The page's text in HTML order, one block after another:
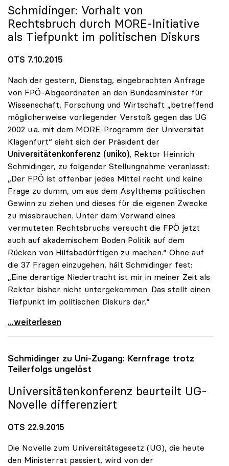
Schmidinger: Vorhalt von
Rechtsbruch durch MORE-Initiative
als Tiefpunkt im politischen Diskurs
OTS 7.10.2015
Nach der gestern, Dienstag, eingebrachten Anfrage
von FPÖ-Abgeordneten an den Bundesminister für
Wissenschaft, Forschung und Wirtschaft „betreffend
möglicherweise vorliegender Verstoß gegen das UG
2002 u.a. mit dem MORE-Programm der Universität
Klagenfurt“ sieht sich der Präsident der
Universitätenkonferenz (uniko), Rektor Heinrich
Schmidinger, zu folgender Stellungnahme veranlasst:
„Der FPÖ ist offenbar jedes Mittel recht und keine
Frage zu dumm, um aus dem Asylthema politischen
Gewinn zu ziehen und dieses für die eigenen Zwecke
zu missbrauchen. Unter dem Vorwand eines
vermuteten Rechtsbruchs versucht die FPÖ jetzt
auch auf akademischem Boden Politik auf dem
Rücken von Hilfsbedürftigen zu machen.“ Ohne auf
die 37 Fragen einzugehen, hält Schmidinger fest:
„Eine derartige Niedertracht ist mir in meiner Zeit als
Rektor bisher nicht untergekommen. Das stellt einen
Tiefpunkt im politischen Diskurs dar.“
uniko zur FPÖ-Anfrage: „Asylthema wird
...weiterlesen
Schmidinger zu Uni-Zugang: Kernfrage trotz
Teilerfolgs ungelöst
Universitätenkonferenz beurteilt UG-
Novelle differenziert
OTS 22.9.2015
Die Novelle zum Universitätsgesetz (UG), die heute
den Ministerrat passiert, wird von der